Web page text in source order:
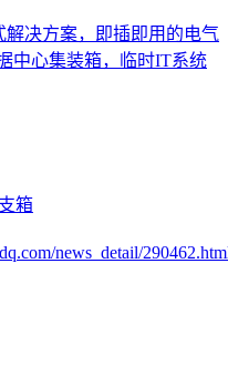
解决方案，即插即用的电气
中心集装箱，临时IT系统
箱
news_detail/